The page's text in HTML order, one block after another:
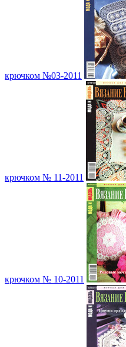
крючком №03-2011
крючком № 11-2011
крючком № 10-2011